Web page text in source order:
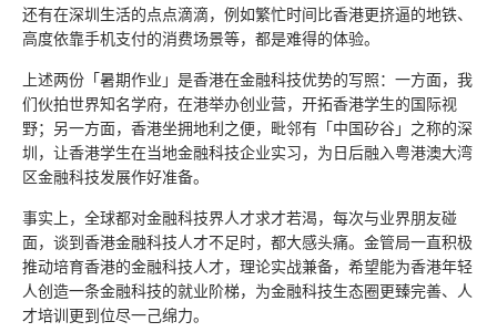
还有在深圳生活的点点滴滴，例如繁忙时间比香港更挤逼的地铁、
高度依靠手机支付的消费场景等，都是难得的体验。
上述两份「暑期作业」是香港在金融科技优势的写照：一方面，我
们伙拍世界知名学府，在港举办创业营，开拓香港学生的国际视
野；另一方面，香港坐拥地利之便，毗邻有「中国矽谷」之称的深
圳，让香港学生在当地金融科技企业实习，为日后融入粤港澳大湾
区金融科技发展作好准备。
事实上，全球都对金融科技界人才求才若渴，每次与业界朋友碰
面，谈到香港金融科技人才不足时，都大感头痛。金管局一直积极
推动培育香港的金融科技人才，理论实战兼备，希望能为香港年轻
人创造一条金融科技的就业阶梯，为金融科技生态圈更臻完善、人
才培训更到位尽一己绵力。